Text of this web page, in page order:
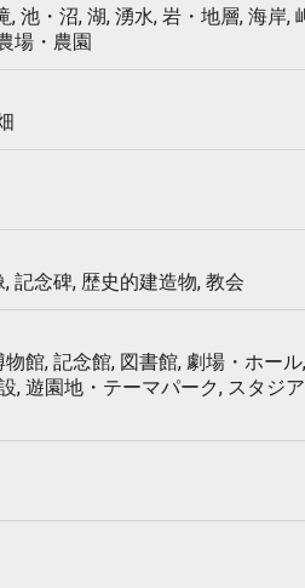
, 池・沼, 湖, 湧水, 岩・地層, 海岸,
場・農園
記念碑, 歴史的建造物, 教会
館, 記念館, 図書館, 劇場・ホー
, 遊園地・テーマパーク, スタジ